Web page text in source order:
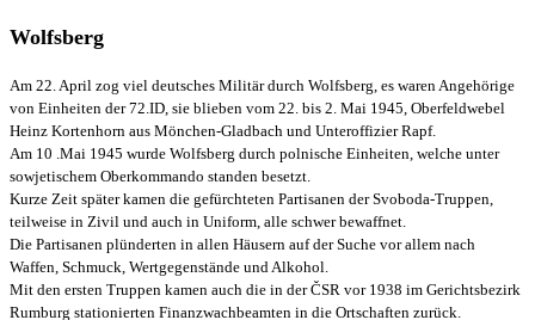
Wolfsberg
Am 22. April zog viel deutsches Militär durch Wolfsberg, es waren Angehörige
von Einheiten der 72.ID, sie blieben vom 22. bis 2. Mai 1945, Oberfeldwebel
Heinz Kortenhorn aus Mönchen-Gladbach und Unteroffizier Rapf.
Am 10 .Mai 1945 wurde Wolfsberg durch polnische Einheiten, welche unter
sowjetischem Oberkommando standen besetzt.
Kurze Zeit später kamen die gefürchteten Partisanen der Svoboda-Truppen,
teilweise in Zivil und auch in Uniform, alle schwer bewaffnet.
Die Partisanen plünderten in allen Häusern auf der Suche vor allem nach
Waffen, Schmuck, Wertgegenstände und Alkohol.
Mit den ersten Truppen kamen auch die in der ČSR vor 1938 im Gerichtsbezirk
Rumburg stationierten Finanzwachbeamten in die Ortschaften zurück.